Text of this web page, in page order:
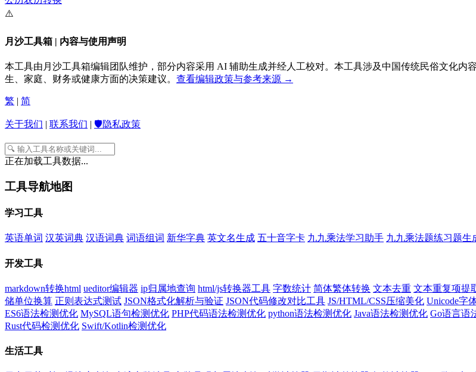
⚠️
月沙工具箱 | 内容与使用声明
本工具由月沙工具箱编辑团队维护，部分内容采用 AI 辅助生成并经人工校对。本工具涉及中国传统民俗文化内
生、家庭、财务或健康方面的决策建议。 查看编辑政策与参考来源 →
繁 | 简
关于我们 | 联系我们 | 🛡️隐私政策
正在加载工具数据...
工具导航地图
学习工具
英语单词 汉英词典 汉语词典 词语组词 新华字典 英文名生成 五十音字卡 九九乘法学习助手 九九乘法题练习题生
开发工具
markdown转换html ueditor编辑器 ip归属地查询 html/js转换器工具 字数统计 简体繁体转换 文本去重 文本重复项提
储单位换算 正则表达式测试 JSON格式化解析与验证 JSON代码修改对比工具 JS/HTML/CSS压缩美化 Unicode字
ES6语法检测优化 MySQL语句检测优化 PHP代码语法检测优化 python语法检测优化 Java语法检测优化 Go语言语
Rust代码检测优化 Swift/Kotlin检测优化
生活工具